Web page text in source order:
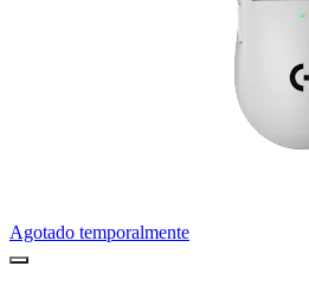
Agotado temporalmente